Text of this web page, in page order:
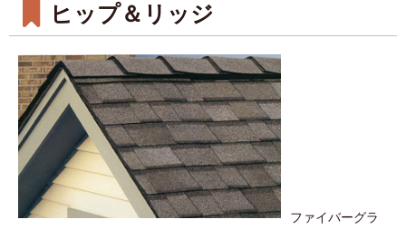
ヒップ＆リッジ
ファイバーグラ